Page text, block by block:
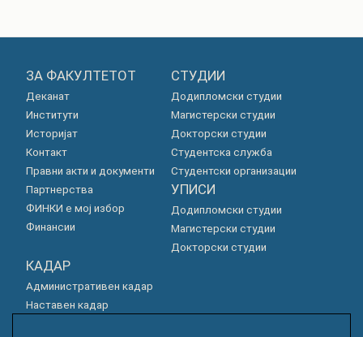
ЗА ФАКУЛТЕТОТ
Деканат
Институти
Историјат
Контакт
Правни акти и документи
Партнерства
ФИНКИ е мој избор
Финансии
СТУДИИ
Додипломски студии
Магистерски студии
Докторски студии
Студентска служба
Студентски организации
УПИСИ
Додипломски студии
Магистерски студии
Докторски студии
КАДАР
Административен кадар
Наставен кадар